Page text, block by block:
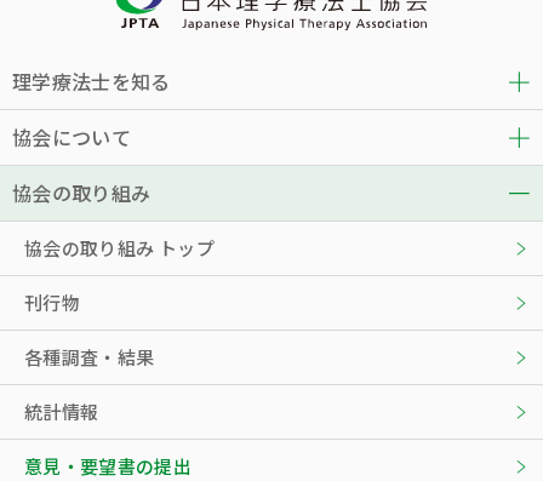
理学療法士を知る
協会について
協会の取り組み
協会の取り組み トップ
刊行物
各種調査・結果
統計情報
意見・要望書の提出